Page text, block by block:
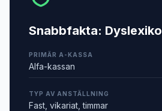
Snabbfakta:
PRIMÄR A-KASSA
Alfa-kassan
TYP AV ANSTÄLLNING
Fast, vikariat, timmar